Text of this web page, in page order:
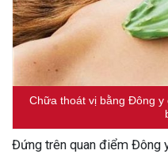
Chữa thoát vị bằng Đông
Đứng trên quan điểm Đông